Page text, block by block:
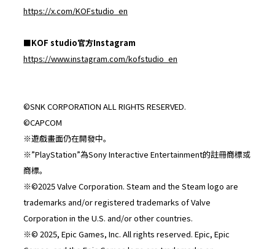
https://x.com/KOFstudio_en
■KOF studio官方Instagram
https://www.instagram.com/kofstudio_en
©SNK CORPORATION ALL RIGHTS RESERVED.
©CAPCOM
※遊戲畫面仍在開發中。
※”PlayStation”為Sony Interactive Entertainment的註冊商標或
商標。
※©2025 Valve Corporation. Steam and the Steam logo are
trademarks and/or registered trademarks of Valve
Corporation in the U.S. and/or other countries.
※© 2025, Epic Games, Inc. All rights reserved. Epic, Epic